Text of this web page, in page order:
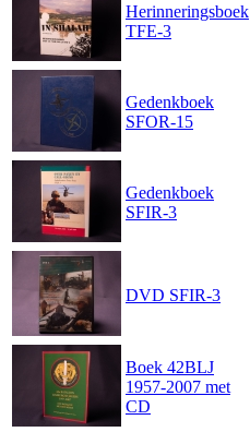
Herinneringsboek
TFE-3
Gedenkboek
SFOR-15
Gedenkboek
SFIR-3
DVD SFIR-3
Boek 42BLJ
1957-2007 met
CD